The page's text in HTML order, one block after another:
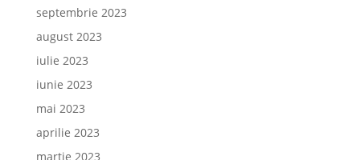
septembrie 2023
august 2023
iulie 2023
iunie 2023
mai 2023
aprilie 2023
martie 2023